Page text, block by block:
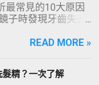
最常見的10大原因
子時發現牙齒失去
維出發，深度剖析
提供精準有效的
📋 文章快速導覽
READ MORE »
精？一次了解